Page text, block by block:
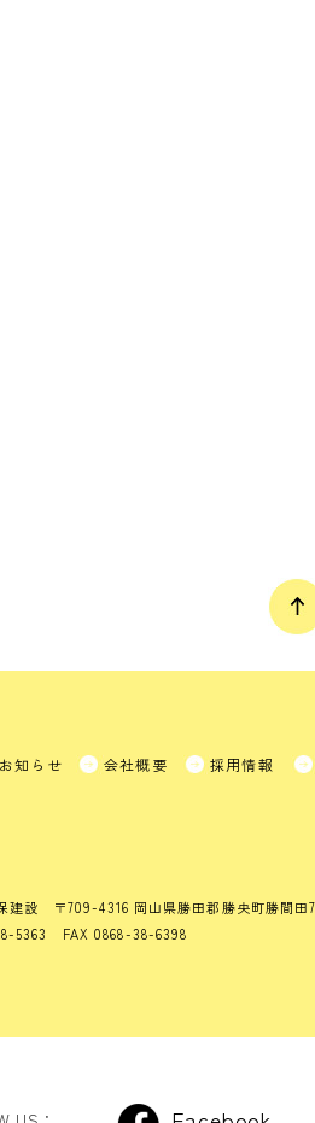
お知らせ 会社概要 採用情報
建設
〒709-4316 岡山県勝田郡勝央町勝間田
5363 FAX 0868-38-6398